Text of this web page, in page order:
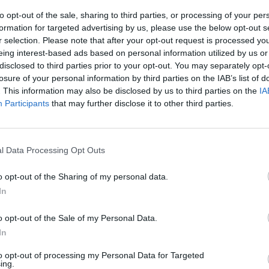
opt-out of the sale, sharing to third parties, or processing of your
for targeted advertising by us, please use the below opt-out
selection. Please note that after your opt-out request is processed
interest-based ads based on personal information utilized by us
to third parties prior to your opt-out. You may separately
of your personal information by third parties on the IAB’s list of
This information may also be disclosed by us to third parties on the
Participants that may further disclose it to other third parties.
Data Processing Opt Outs
opt-out of the Sharing of my personal data.
opt-out of the Sale of my Personal Data.
opt-out of processing my Personal Data for Targeted
Turker Manga, ŞEHİT KUBİLAY İLKOKULU
SOU "Ekzarh Antim I" - 18.10.2014 BG
da Maria Alice Moreira Maia Neto, Centro
pappas, 1st Primary School of Sparti -
URSU CORNELIA, GR.CUV.PARASCHEVA -
Lycée khmaiss el-hajri - 14.10.2014 TN
da Stoyna Ilieva, Vocational School
Maria Teresa Lauletta, ICS "D. Lentini" di
IT
Nazif İlkokulu - 14.10.2014 TR
ICS "D. Lentini" di Lauria - Plesso